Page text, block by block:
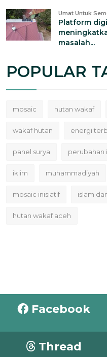
Umat Untuk
Platform
masalah...
POPULAR
mosaic hutan wakaf
wakaf hutan energi
panel surya perubahan
iklim muhammadiyah
mosaic inisiatif islam
hutan wakaf aceh
Facebook
Thread